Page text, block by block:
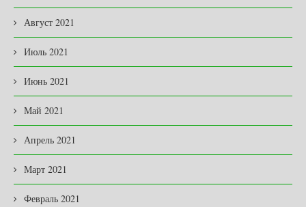
Август 2021
Июль 2021
Июнь 2021
Май 2021
Апрель 2021
Март 2021
Февраль 2021